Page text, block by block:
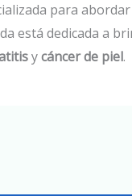
para
está dedicada a
ycáncer de piel.